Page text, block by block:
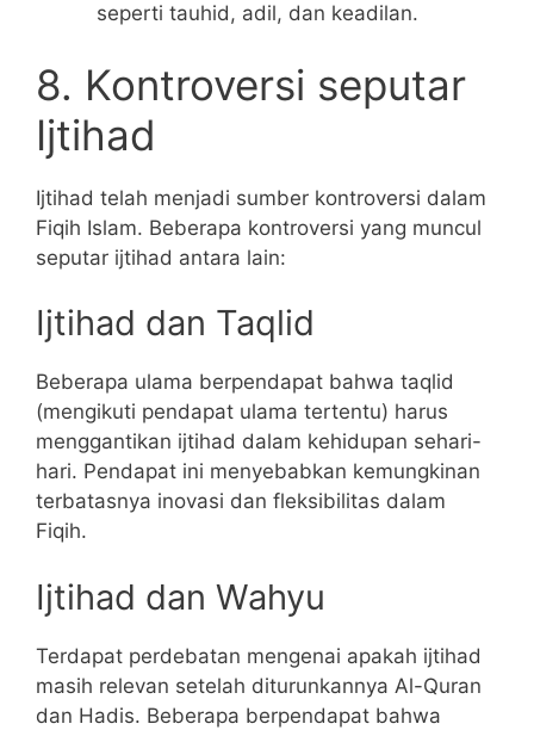
seperti tauhid, adil, dan keadilan.
8. Kontroversi seputar
Ijtihad
Ijtihad telah menjadi sumber kontroversi dalam
Fiqih Islam. Beberapa kontroversi yang muncul
seputar ijtihad antara lain:
Ijtihad dan Taqlid
Beberapa ulama berpendapat bahwa taqlid
(mengikuti pendapat ulama tertentu) harus
menggantikan ijtihad dalam kehidupan sehari-
hari. Pendapat ini menyebabkan kemungkinan
terbatasnya inovasi dan fleksibilitas dalam
Fiqih.
Ijtihad dan Wahyu
Terdapat perdebatan mengenai apakah ijtihad
masih relevan setelah diturunkannya Al-Quran
dan Hadis. Beberapa berpendapat bahwa